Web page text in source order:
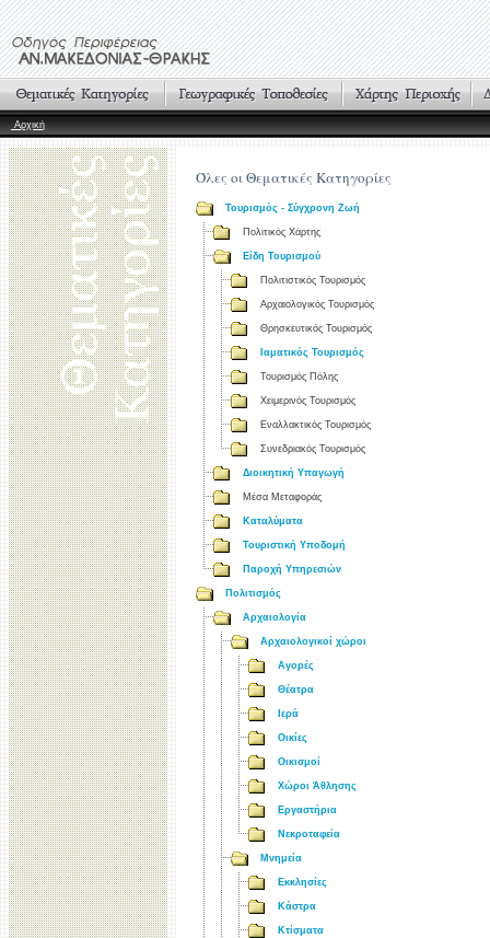
Αρχική
Όλες οι Θεματικές Κατηγορίες
Τουρισμός - Σύγχρονη Ζωή
Πολιτικός Χάρτης
Είδη Τουρισμού
Πολιτιστικός Τουρισμός
Αρχαιολογικός Τουρισμός
Θρησκευτικός Τουρισμός
Ιαματικός Τουρισμός
Τουρισμός Πόλης
Χειμερινός Τουρισμός
Εναλλακτικός Τουρισμός
Συνεδριακός Τουρισμός
Διοικητική Υπαγωγή
Μέσα Μεταφοράς
Καταλύματα
Τουριστική Υποδομή
Παροχή Υπηρεσιών
Πολιτισμός
Αρχαιολογία
Αρχαιολογικοί χώροι
Αγορές
Θέατρα
Ιερά
Οικίες
Οικισμοί
Χώροι Άθλησης
Εργαστήρια
Νεκροταφεία
Μνημεία
Εκκλησίες
Κάστρα
Κτίσματα